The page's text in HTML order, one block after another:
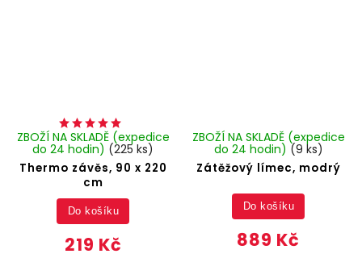
Thermo závěs, 90 x 220
cm
ZBOŽÍ NA SKLADĚ (expedice
do 24 hodin) (225 ks)
219 Kč
Do košíku
Zátěžový límec, modrý
ZBOŽÍ NA SKLADĚ (expedice
do 24 hodin) (9 ks)
889 Kč
Do košíku